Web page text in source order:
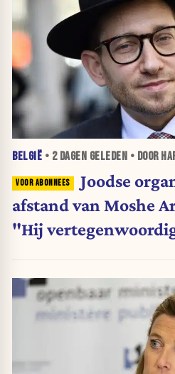
BELGIË • 2 DAGEN GELEDEN • DOOR
Joodse
afstand van Moshe
"Hij